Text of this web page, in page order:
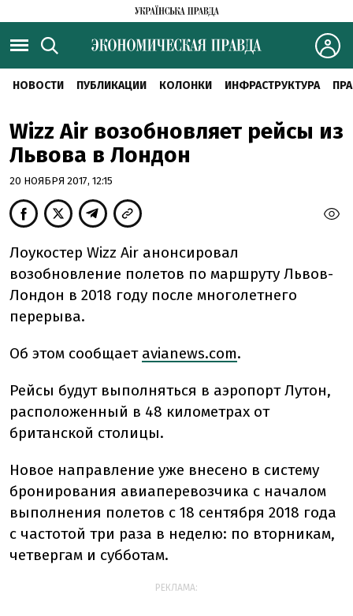
НОВОСТИ ПУБЛИКАЦИИ КОЛОНКИ ИНФРАСТРУКТУРА
Wizz Air возобновляет рейсы из
Львова в Лондон
20 НОЯБРЯ 2017, 12:15
Лоукостер Wizz Air анонсировал
возобновление полетов по маршруту Львов-
Лондон в 2018 году после многолетнего
перерыва.
Об этом сообщает avianews.com.
Рейсы будут выполняться в аэропорт Лутон,
расположенный в 48 километрах от
британской столицы.
Новое направление уже внесено в систему
бронирования авиаперевозчика с началом
выполнения полетов с 18 сентября 2018 года
с частотой три раза в неделю: по вторникам,
четвергам и субботам.
РЕКЛАМА: